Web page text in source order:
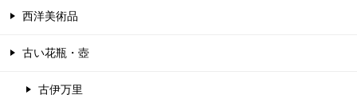
西洋美術品
古い花瓶・壺
古伊万里